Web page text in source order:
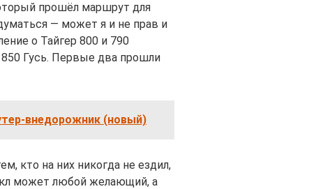
прошёл маршрут для
— может я и не прав и
о Тайгер 800 и 790
Гусь. Первые два прошли
внедорожник (новый)
кто на них никогда не ездил,
может любой желающий, а